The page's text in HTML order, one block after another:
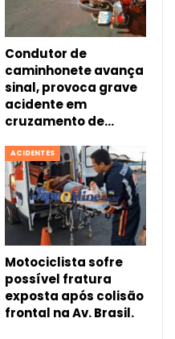
Condutor de
caminhonete avança
sinal, provoca grave
acidente em
cruzamento de…
ACIDENTES
Motociclista sofre
possível fratura
exposta após colisão
frontal na Av. Brasil.